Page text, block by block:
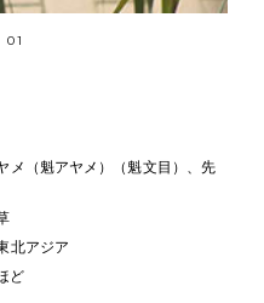
01
メ（魁アヤメ）（魁文目）、先
北アジア
ど